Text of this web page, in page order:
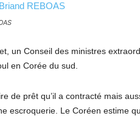
un Conseil des ministres
en Corée du sud.
de prêt qu’il a contracté mais
escroquerie. Le Coréen estime